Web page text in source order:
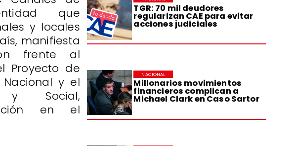
TGR: 70 mil deudores
regularizan CAE para evitar
acciones judiciales
Millonarios movimientos
financieros complican a
Michael Clark en Caso Sartor
NACIONAL
que
y locales
manifiesta
frente al
Proyecto de
y el
y Social,
en el